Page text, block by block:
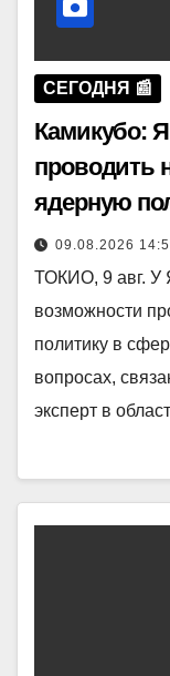
СЕГОДНЯ 📰
Камикубо:
проводить
ядерную
09.08.2026
ТОКИО, 9 авг. У
возможности
политику в
вопросах,
эксперт в